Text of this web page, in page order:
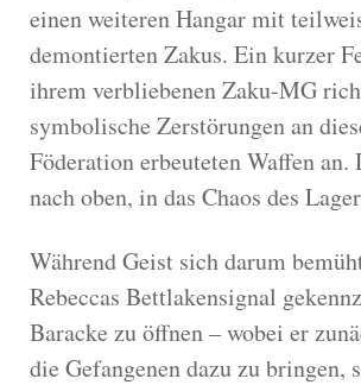
einen weiteren Hangar mit
demontierten Zakus. Ein kurzer
ihrem verbliebenen Zaku-MG
symbolische Zerstörungen an
Föderation erbeuteten Waffen an.
nach oben, in das Chaos des
Während Geist sich darum
Rebeccas Bettlakensignal
Baracke zu öffnen – wobei er
die Gefangenen dazu zu bringen,